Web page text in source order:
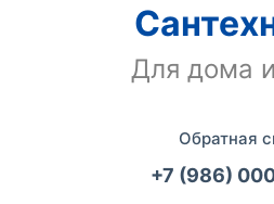
Для дома
Обратная
+7 (986)